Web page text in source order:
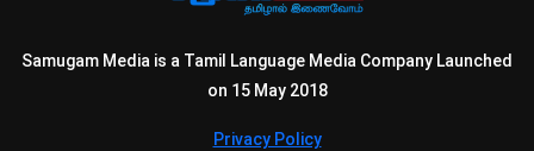
Samugam Media is a Tamil Language Media Company Launched
on 15 May 2018
Privacy Policy